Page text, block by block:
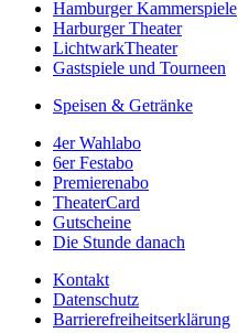
Hamburger Kammerspiele
Harburger Theater
LichtwarkTheater
Gastspiele und Tourneen
Speisen & Getränke
4er Wahlabo
6er Festabo
Premierenabo
TheaterCard
Gutscheine
Die Stunde danach
Kontakt
Datenschutz
Barrierefreiheitserklärung